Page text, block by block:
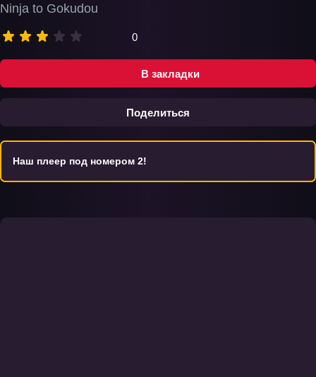
В закладки
Поделиться
Ninja to Gokudou
0
Наш плеер под номером 2!